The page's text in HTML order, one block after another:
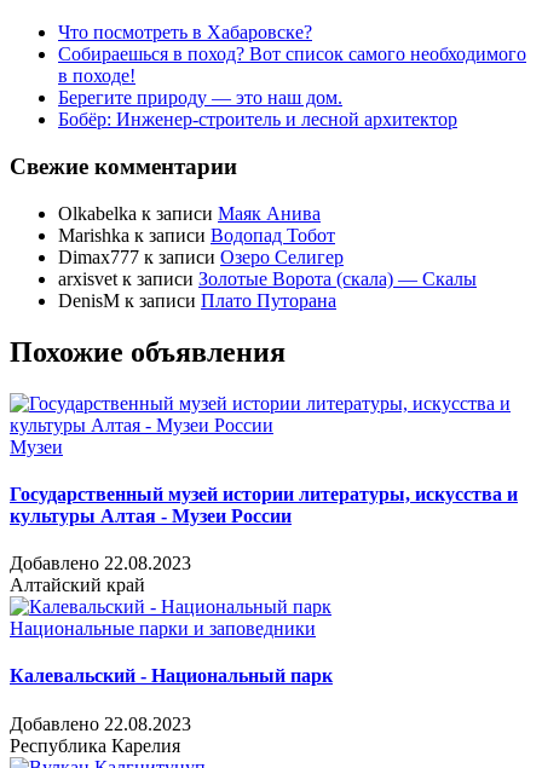
Что посмотреть в Хабаровске?
Собираешься в поход? Вот список самого необходимого
в походе!
Берегите природу — это наш дом.
Бобёр: Инженер-строитель и лесной архитектор
Свежие комментарии
Olkabelka к записи Маяк Анива
Marishka к записи Водопад Тобот
Dimax777 к записи Озеро Селигер
arxisvet к записи Золотые Ворота (скала) — Скалы
DenisM к записи Плато Путорана
Похожие объявления
Музеи
Государственный музей истории литературы, искусства и
культуры Алтая - Музеи России
Добавлено 22.08.2023
Алтайский край
Национальные парки и заповедники
Калевальский - Национальный парк
Добавлено 22.08.2023
Республика Карелия